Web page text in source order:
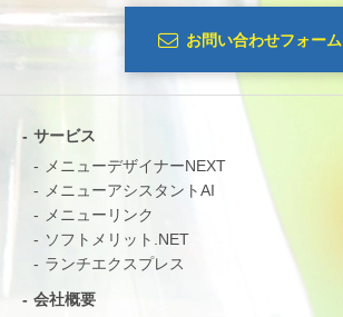
お問い合わせフォーム
サービス
メニューデザイナーNEXT
メニューアシスタントAI
メニューリンク
ソフトメリット.NET
ランチエクスプレス
会社概要